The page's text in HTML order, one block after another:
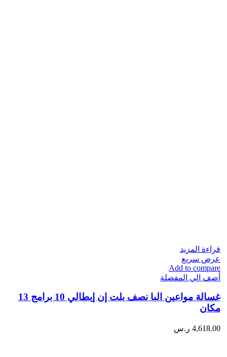
قراءة المزيد
عرض سريع
Add to compare
أضف الي المفضلة
غسالة مواعين البا نصف بلت إن إيطالي 10 برامج 13
مكان
4,618.00 ر.س